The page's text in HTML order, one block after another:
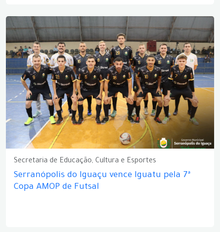
Secretaria de Educação, Cultura e Esportes
Serranópolis do Iguaçu vence Iguatu pela 7ª
Copa AMOP de Futsal